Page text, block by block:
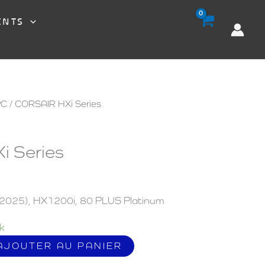
/ CORSAIR HXi Series
Series
HX1200i, 80 PLUS Platinum
AU PANIER